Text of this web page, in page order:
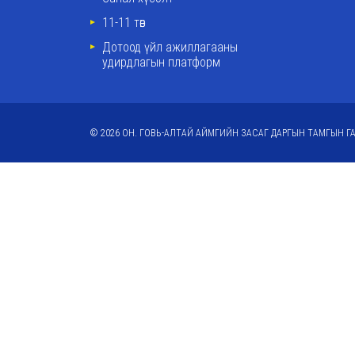
11-11 төв
Дотоод үйл ажиллагааны
удирдлагын платформ
© 2026 ОН. ГОВЬ-АЛТАЙ АЙМГИЙН ЗАСАГ ДАРГЫН ТАМГЫН